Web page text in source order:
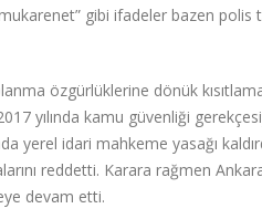
gibi ifadeler bazen polis
özgürlüklerine dönük
yılında kamu güvenliği
yerel idari mahkeme yasağı
reddetti. Karara rağmen
devam etti.